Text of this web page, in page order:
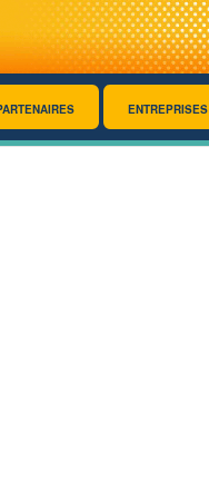
ENTREPRISES